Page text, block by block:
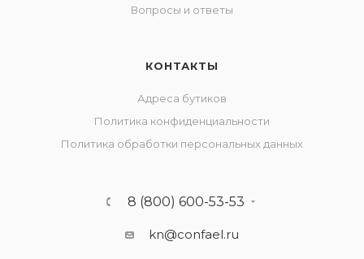
Вопросы и ответы
КОНТАКТЫ
Адреса бутиков
Политика конфиденциальности
Политика обработки персональных данных
8 (800) 600-53-53
kn@confael.ru